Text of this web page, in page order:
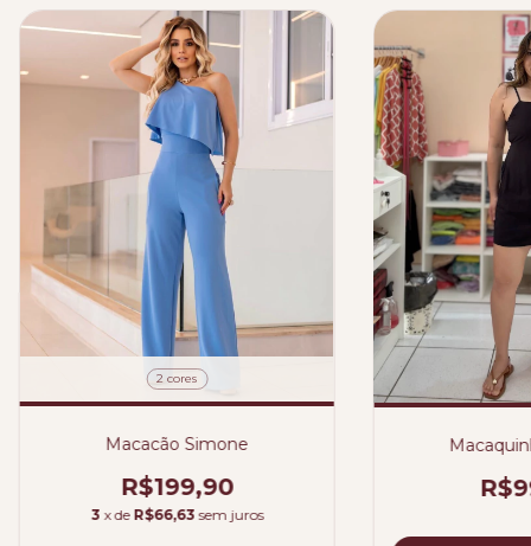
2 cores
Macacão Simone
R$199,90
3 x de R$66,63 sem juros